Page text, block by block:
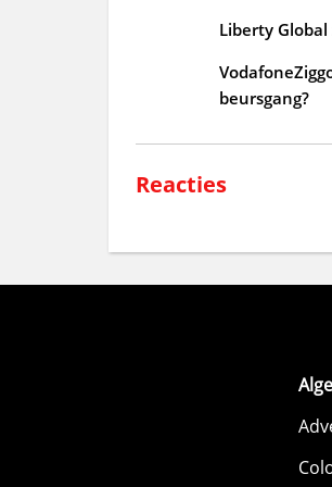
Liberty
beursgang?
Reacties